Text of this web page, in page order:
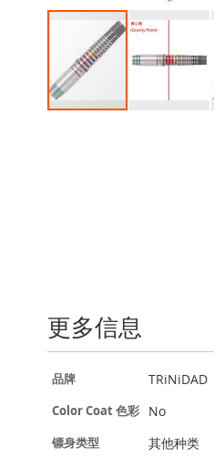
更多信息
更
信
品牌 TRiNiDAD
Color Coat 色彩 No
镖身类型 其他种类